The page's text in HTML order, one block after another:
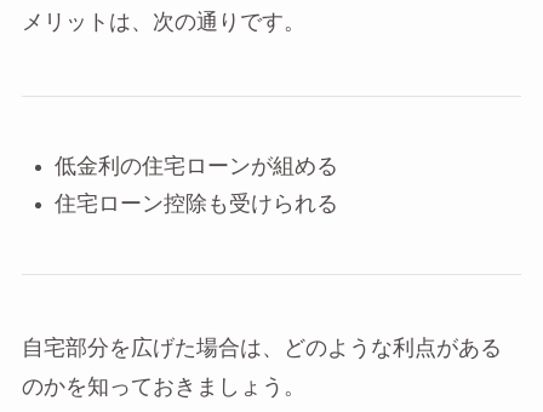
メリットは、次の通りです。
低金利の住宅ローンが組める
住宅ローン控除も受けられる
自宅部分を広げた場合は、どのような利点がある
のかを知っておきましょう。